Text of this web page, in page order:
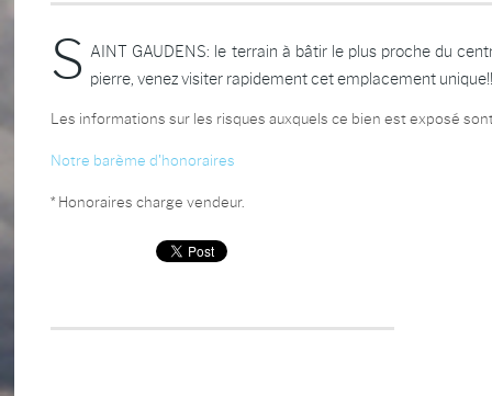
S AINT GAUDENS: le terrain à bâtir le plus proche du
pierre, venez visiter rapidement cet emplacement
Les informations sur les risques auxquels ce bien est exposé
Notre barème d'honoraires
* Honoraires charge vendeur.